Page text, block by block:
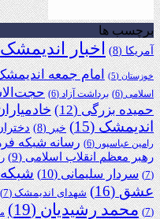
برچسب ها
آمریکا(8) اخبار اندیمشک
خوزستان(5) امام جمعه
اسلامی(6) برداشت آزاد(6)
حمیده بزرگی(12)
اندیمشک(15) خبر(8)
رامین عباسپور(6) رسانه شبکه
رهبر معظم انقلاب اسلامی(9)
(7)
سردار سلیمانی(10)
عشق(16) شهدای اندیمشک(7)
(7)
محمد رشیدیان(19)